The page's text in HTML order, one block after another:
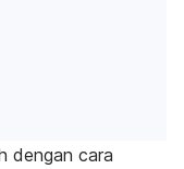
dengan cara